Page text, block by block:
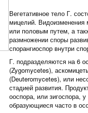
Вегетативное тело Г.
мицелий.
или половым путем, а
размножении споры
спорангиоспор внутри
Г. подразделяются на 6
(Zygomycetes),
(Deuteromycetes), или
стадией развития.
ооспора, или зигоспора,
образующиеся часто в